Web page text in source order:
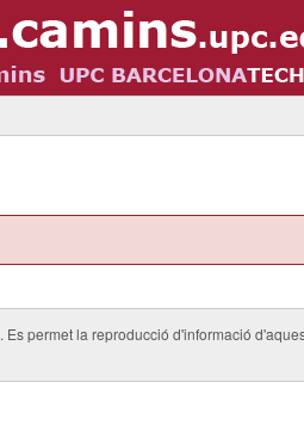
. Es permet la reproducció d'informació